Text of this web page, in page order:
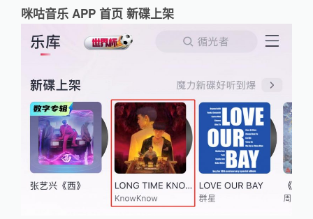
咪咕音乐 APP 首页 新碟上架